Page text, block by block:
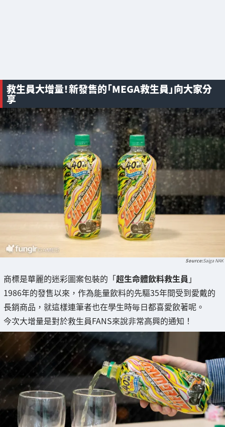
救生員大增量！新發售的「MEGA救生員」向大家分
享
Saiga NAK
商標是華麗的迷彩圖案包裝的「超生命體飲料救生員 」
1986年的發售以來，作為能量飲料的先驅35年間受到愛戴的
長銷商品，就這樣連筆者也在學生時毎日都喜愛飲著呢。
今次大增量是對於救生員FANS來說非常高興的通知！